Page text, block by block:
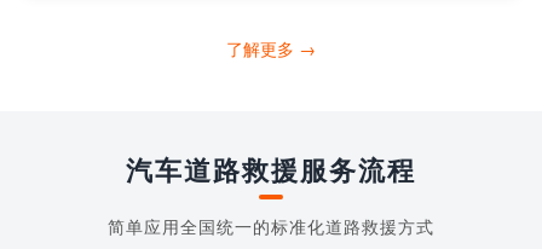
了解更多 →
汽车道路救援服务流程
简单应用全国统一的标准化道路救援方式